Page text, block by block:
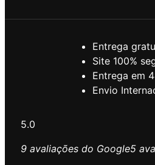
Entrega
Site 100%
Entrega em
Envio
5.0
9 avaliações do Google5